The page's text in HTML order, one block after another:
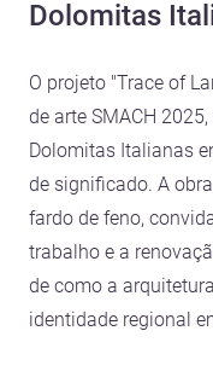
Dolomitas
O projeto "Trace of
de arte SMACH
Dolomitas Italianas
de significado. A
fardo de feno,
trabalho e a
de como a
identidade regional